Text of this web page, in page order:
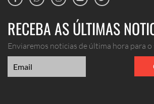
RECEBA AS ÚLTIMAS
Enviaremos noticias de última hora para o